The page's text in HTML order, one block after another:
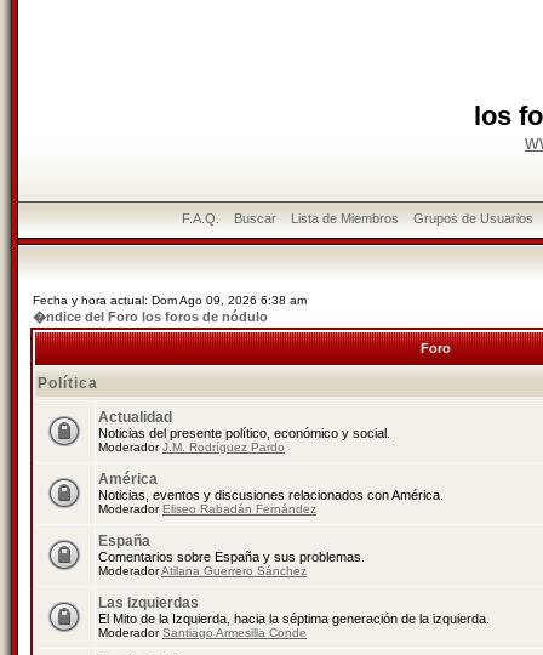
los
F.A.Q. Buscar Lista de Miembros Grupos de Usuarios
Fecha y hora actual: Dom Ago 09, 2026 6:38 am
�ndice del Foro los foros de nódulo
Foro
Política
Actualidad
Noticias del presente político, económico y social.
ModeradorJ.M. Rodríguez Pardo
América
Noticias, eventos y discusiones relacionados con América.
ModeradorEliseo Rabadán Fernández
España
Comentarios sobre España y sus problemas.
ModeradorAtilana Guerrero Sánchez
Las Izquierdas
El Mito de la Izquierda, hacia la séptima generación de la izquierda.
ModeradorSantiago Armesilla Conde